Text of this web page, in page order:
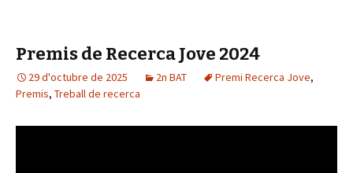
Premis de Recerca Jove 2024
29 d'octubre de 2025 2n BAT Premi Recerca Jove,
Premis, Treball de recerca